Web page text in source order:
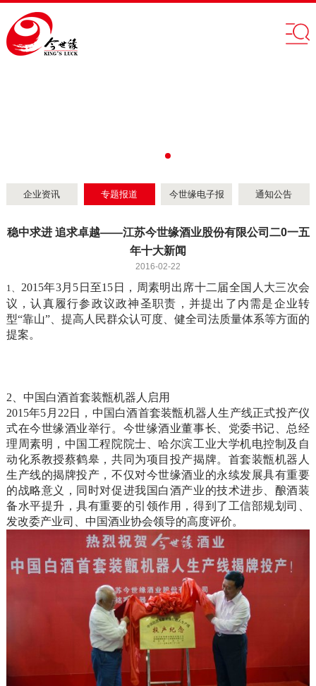
企业资讯 专题报道 今世缘电子报 通知公告
稳中求进 追求卓越——江苏今世缘酒业股份有限公司二0一五
年十大新闻
2016-02-22
1、 2015年3月5日至15日，周素明出席十二届全国人大三次会
议，认真履行参政议政神圣职责，并提出了内需是企业转
型“靠山”、提高人民群众认可度、健全司法质量体系等方面的
提案。
2、中国白酒首套装甑机器人启用
2015年5月22日，中国白酒首套装甑机器人生产线正式投产仪
式在今世缘酒业举行。今世缘酒业董事长、党委书记、总经
理周素明，中国工程院院士、哈尔滨工业大学机电控制及自
动化系教授蔡鹤皋，共同为项目投产揭牌。首套装甑机器人
生产线的揭牌投产，不仅对今世缘酒业的永续发展具有重要
的战略意义，同时对促进我国白酒产业的技术进步、酿酒装
备水平提升，具有重要的引领作用，得到了工信部规划司、
发改委产业司、中国酒业协会领导的高度评价。